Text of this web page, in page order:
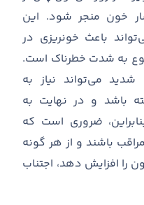
خون منجر شود. این
تواند باعث خونریزی در
به شدت خطرناک است.
شدید میتواند نیاز به
باشد و در نهایت به
ضروری است که
باشند و از هر گونه
را افزایش دهد، اجتناب